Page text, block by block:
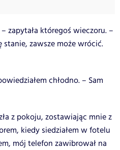
zapytała któregoś wieczoru. –
zawsze może wrócić.
chłodno. – Sam
z pokoju, zostawiając mnie z
kiedy siedziałem w fotelu
mój telefon zawibrował na